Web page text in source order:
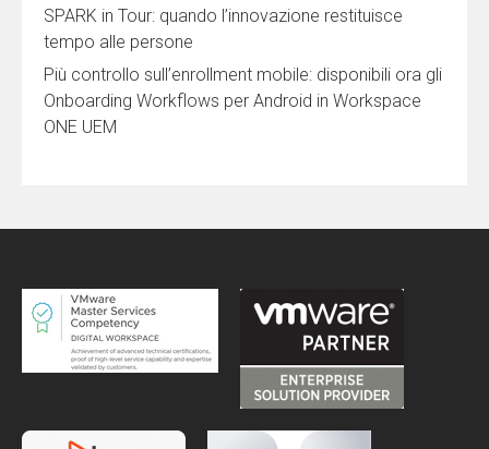
SPARK in Tour: quando l’innovazione restituisce
tempo alle persone
Più controllo sull’enrollment mobile: disponibili ora gli
Onboarding Workflows per Android in Workspace
ONE UEM